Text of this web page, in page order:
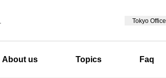
Tokyo Office
About us Topics Faq